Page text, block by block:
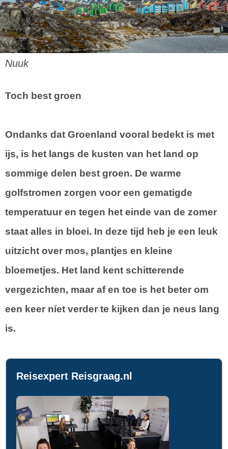
Nuuk
Toch best groen
Ondanks dat Groenland vooral bedekt is met
ijs, is het langs de kusten van het land op
sommige delen best groen. De warme
golfstromen zorgen voor een gematigde
temperatuur en tegen het einde van de zomer
staat alles in bloei. In deze tijd heb je een leuk
uitzicht over mos, plantjes en kleine
bloemetjes. Het land kent schitterende
vergezichten, maar af en toe is het beter om
een keer níet verder te kijken dan je neus lang
is.
Reisexpert Reisgraag.nl